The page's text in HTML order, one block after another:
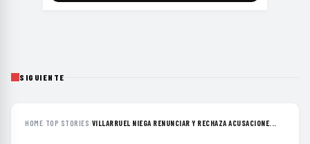
SIGUIENTE
HOME› TOP STORIES›VILLARRUEL NIEGA RENUNCIAR Y RECHAZA ACUSACIONE...